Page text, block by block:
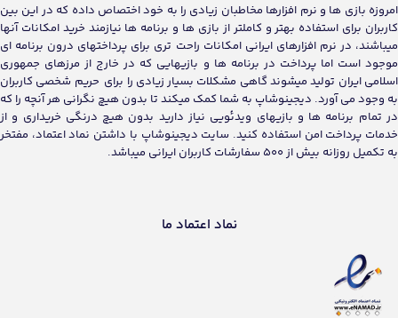
امروزه بازی ها و نرم افزارها مخاطبان زیادی را به خود اختصاص داده که در این بین
کاربران برای استفاده بهتر و کاملتر از بازی ها و برنامه ها نیازمند خرید امکانات آنها
میباشند، در نرم افزارهای ایرانی امکانات راحت تری برای پرداختهای درون برنامه ای
موجود است اما پرداخت در برنامه ها و بازیهایی که در خارج از مرزهای جمهوری
اسلامی ایران تولید میشوند گاهی مشکلات بسیار زیادی را برای حریم شخصی کاربران
به وجود می آورد. دیجینوشاپ به شما کمک میکند تا بدون هیچ نگرانی هر آنچه را که
در تمام برنامه ها و بازیهای ویدئویی نیاز دارید بدون هیچ درنگی خریداری و از
خدمات پرداخت امن استفاده کنید. سایت دیجینوشاپ با داشتن نماد اعتماد، مفتخر
به تکمیل روزانه بیش از 500 سفارشات کاربران ایرانی میباشد.
نماد اعتماد ما